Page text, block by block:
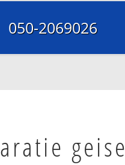
050-2069026